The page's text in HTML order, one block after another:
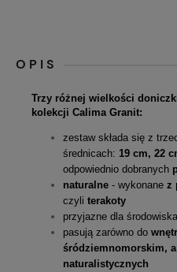
OPIS
Trzy różnej wielkości
kolekcji Calima Granit:
zestaw składa się z
średnicach: 19 cm, 22
odpowiednio dobranych
naturalne - wykonane z
czyli terakoty
przyjazne dla środowiska
pasują zarówno do
śródziemnomorskim,
naturalistycznych